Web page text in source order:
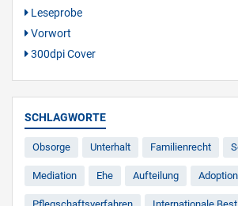
Leseprobe
Vorwort
300dpi Cover
SCHLAGWORTE
Obsorge Unterhalt Familienrecht
Mediation Ehe Aufteilung Adoption